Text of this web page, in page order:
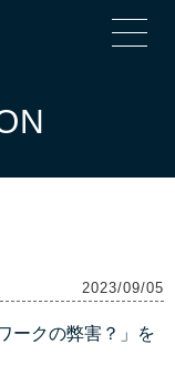
2023/09/05
ークの弊害？」を